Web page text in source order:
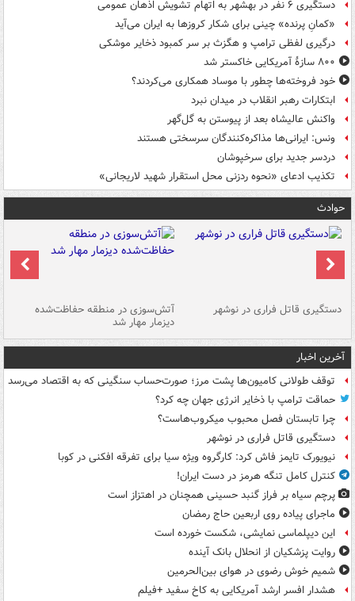
دستگیری ۶ نفر در بهشهر به اتهام تشویش اذهان عمومی
«کمانِ پرنده» چینی برای شکار کروزها به ایران می‌آید
درگیری لفظی ترامپ و هگزث بر سر کمبود ذخایر موشکی
۸۰۰ سازۀ آمریکایی خاکستر شد
خود فروخته‌ها چطور با موساد همکاری می‌کردند؟
ابتکارات رهبر انقلاب در میدان نبرد
واکنش عالیشاه بعد از پیوستن به گل‌گهر
ونس: ایرانی‌ها مذاکره‌کنندگان سرسختی هستند
دردسر جدید برای سرخپوشان
تکذیب ادعای «نحوه ردزنی محل استقرار شهید لاریجانی»
حوادث
دستگیری قاتل فراری در نوشهر آتش‌سوزی در منطقه حفاظت‌شده
دیزمار مهار شد
آخرین اخبار
توقف طولانی کامیون‌ها پشت مرز؛ صورت‌حساب سنگینی که به اقتصاد می‌رسد
حماقت ترامپ با ذخایر انرژی جهان چه کرد؟
چرا تابستان فصل محبوب میکروب‌هاست؟
دستگیری قاتل فراری در نوشهر
نیویورک تایمز فاش کرد: کارگروه ویژه سیا برای تفرقه افکنی در کوبا
کنترل کامل تنگه هرمز در دست ایران!
پرچم سیاه بر فراز گنبد حسینی همچنان در اهتزاز است
ماجرای پیاده روی اربعین حاج رمضان
این دیپلماسی نمایشی، شکست خورده است
روایت پزشکیان از انحلال بانک آینده
شمیم خوش رضوی در هوای بین‌الحرمین
هشدار افسر ارشد آمریکایی به کاخ سفید +فیلم